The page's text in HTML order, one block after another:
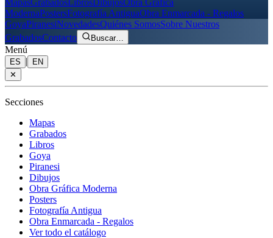
MapasGrabadosLibrosDibujosObra Gráfica
ModernaPostersFotografía AntiguaObra Enmarcada - Regalos
GoyaPiranesiNovedadesQuiénes SomosSobre Nuestros
GrabadosContacto Buscar…
Menú
ES |
EN
✕
Secciones
Mapas
Grabados
Libros
Goya
Piranesi
Dibujos
Obra Gráfica Moderna
Posters
Fotografía Antigua
Obra Enmarcada - Regalos
Ver todo el catálogo